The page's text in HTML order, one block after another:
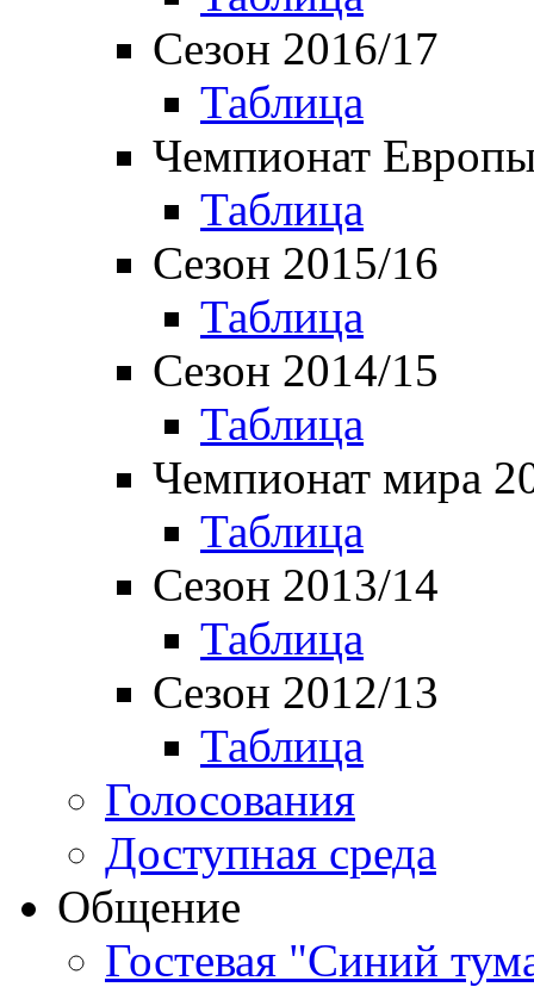
Сезон 2016/17
Таблица
Чемпионат
Таблица
Сезон 2015/16
Таблица
Сезон 2014/15
Таблица
Чемпионат мира
Таблица
Сезон 2013/14
Таблица
Сезон 2012/13
Таблица
Голосования
Доступная среда
Общение
Гостевая "Синий